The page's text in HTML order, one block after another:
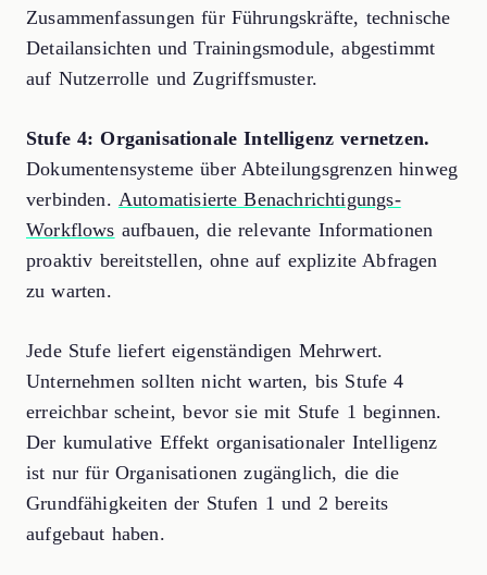
Zusammenfassungen für Führungskräfte, technische
Detailansichten und Trainingsmodule, abgestimmt
auf Nutzerrolle und Zugriffsmuster.
Stufe 4: Organisationale Intelligenz vernetzen.
Dokumentensysteme über Abteilungsgrenzen hinweg
verbinden. Automatisierte Benachrichtigungs-
Workflows aufbauen, die relevante Informationen
proaktiv bereitstellen, ohne auf explizite Abfragen
zu warten.
Jede Stufe liefert eigenständigen Mehrwert.
Unternehmen sollten nicht warten, bis Stufe 4
erreichbar scheint, bevor sie mit Stufe 1 beginnen.
Der kumulative Effekt organisationaler Intelligenz
ist nur für Organisationen zugänglich, die die
Grundfähigkeiten der Stufen 1 und 2 bereits
aufgebaut haben.